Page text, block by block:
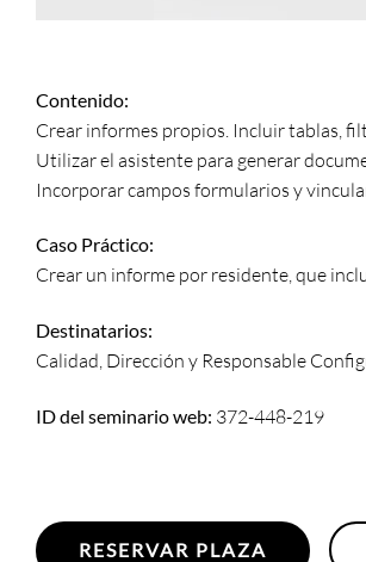
Contenido:
Crear informes propios. Incluir tablas,
Utilizar el asistente para generar
Incorporar campos formularios y
Caso Práctico:
Crear un informe por residente, que
Destinatarios:
Calidad, Dirección y Responsable
ID del seminario web: 372-448-219
RESERVAR PLAZA